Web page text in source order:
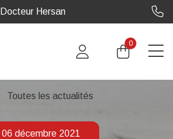
Hersan
0
Toutes les actualités
06 décembre 2021